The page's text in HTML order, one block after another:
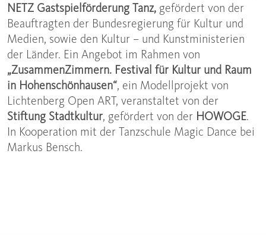
NETZ Gastspielförderung Tanz, gefördert von der
Beauftragten der Bundesregierung für Kultur und
Medien, sowie den Kultur – und Kunstministerien
der Länder. Ein Angebot im Rahmen von
„ZusammenZimmern. Festival für Kultur und Raum
in Hohenschönhausen“, ein Modellprojekt von
Lichtenberg Open ART, veranstaltet von der
Stiftung Stadtkultur, gefördert von der HOWOGE.
In Kooperation mit der Tanzschule Magic Dance bei
Markus Bensch.